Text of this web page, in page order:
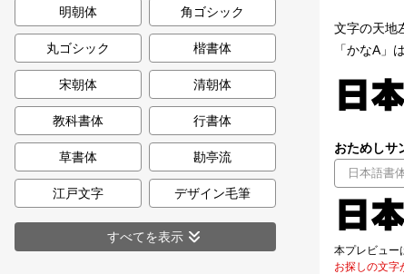
カート 0
マイページ
お気に入り
ご利用ガイド
明朝体
角ゴシック
丸ゴシック 楷書体
宋朝体 清朝体
教科書体 行書体
草書体 勘亭流
江戸文字 デザイン毛筆
すべてを表示
文字の天地
「かなA」
おためしサ
本プレビュー
お探しの文字